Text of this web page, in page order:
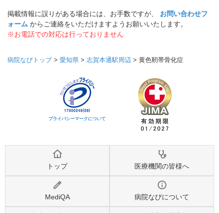
掲載情報に誤りがある場合には、お手数ですが、 お問い合わせフ
ォーム からご連絡をいただけますようお願いいたします。
※お電話での対応は行っておりません
病院なびトップ> 愛知県 > 志賀本通駅周辺 > 黄色靭帯骨化症
プライバシーマークについて
トップ 医療機関の皆様へ
MediQA 病院なびについて